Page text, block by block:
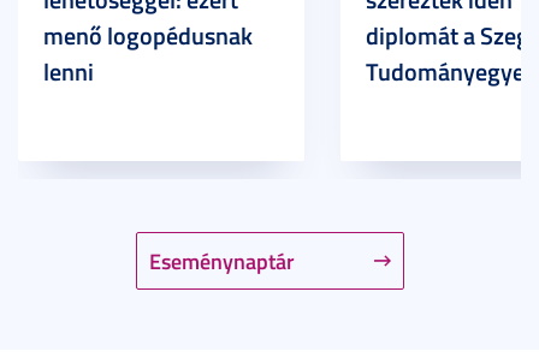
Eseménynaptár
menő logopédusnak
lenni
diplomát a